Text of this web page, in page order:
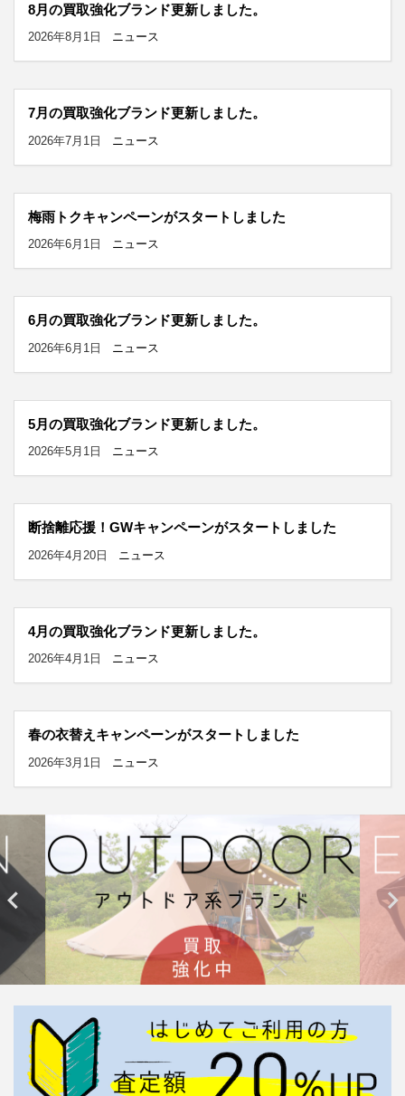
8月の買取強化ブランド更新しました。
2026年8月1日 ニュース
7月の買取強化ブランド更新しました。
2026年7月1日 ニュース
梅雨トクキャンペーンがスタートしました
2026年6月1日 ニュース
6月の買取強化ブランド更新しました。
2026年6月1日 ニュース
5月の買取強化ブランド更新しました。
2026年5月1日 ニュース
断捨離応援！GWキャンペーンがスタートしました
2026年4月20日 ニュース
4月の買取強化ブランド更新しました。
2026年4月1日 ニュース
春の衣替えキャンペーンがスタートしました
2026年3月1日 ニュース
 